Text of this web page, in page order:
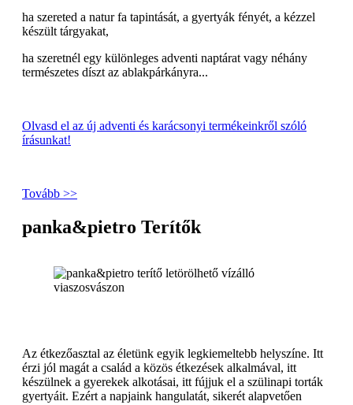
ha szereted a natur fa tapintását, a gyertyák fényét, a kézzel
készült tárgyakat,
ha szeretnél egy különleges adventi naptárat vagy néhány
természetes díszt az ablakpárkányra...
Olvasd el az új adventi és karácsonyi termékeinkről szóló
írásunkat!
Tovább >>
panka&pietro Terítők
Az étkezőasztal az életünk egyik legkiemeltebb helyszíne. Itt
érzi jól magát a család a közös étkezések alkalmával, itt
készülnek a gyerekek alkotásai, itt fújjuk el a szülinapi torták
gyertyáit. Ezért a napjaink hangulatát, sikerét alapvetően